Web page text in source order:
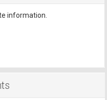
information.